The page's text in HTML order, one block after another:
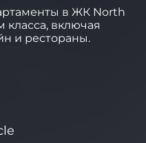
в ЖК North
включая
и рестораны.